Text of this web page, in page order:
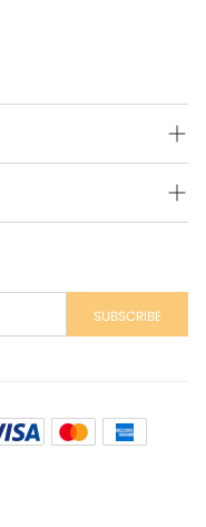
SUBSCRIBE